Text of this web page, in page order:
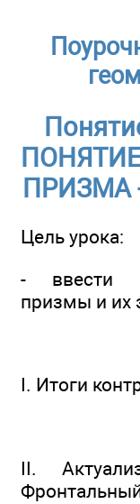
ПРИЗМА
Цель урока:
- ввести
призмы и их
I. Итоги
II.